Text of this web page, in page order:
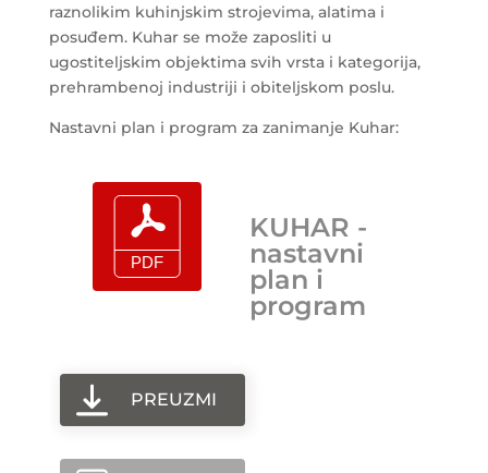
raznolikim kuhinjskim strojevima, alatima i
posuđem. Kuhar se može zaposliti u
ugostiteljskim objektima svih vrsta i kategorija,
prehrambenoj industriji i obiteljskom poslu.
Nastavni plan i program za zanimanje Kuhar:
KUHAR -
nastavni
plan i
program
PREUZMI